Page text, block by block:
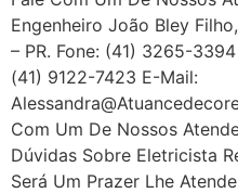
Engenheiro João Bley
– PR. Fone: (41) 3265-
(41) 9122-7423 E-Mail:
Com Um De Nossos
Dúvidas Sobre Eletricista
Será Um Prazer Lhe